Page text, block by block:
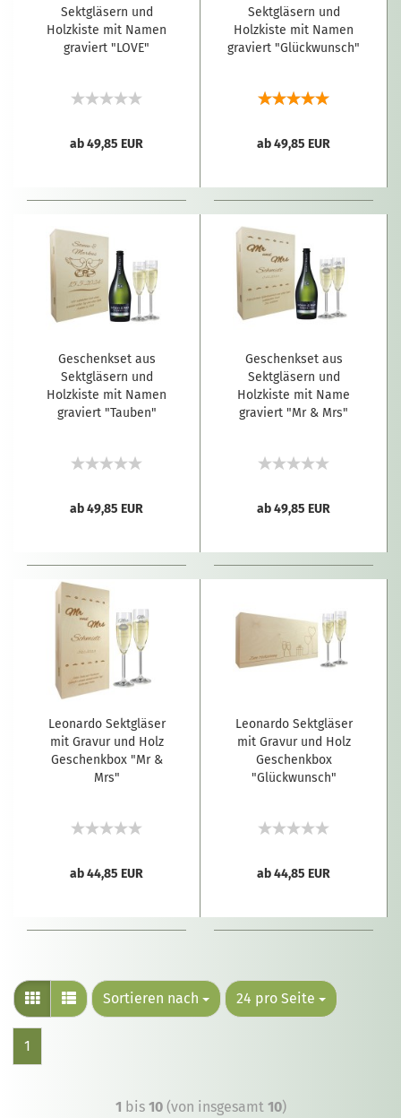
Sektgläsern und
Holzkiste mit Namen
graviert "LOVE"
ab 49,85 EUR
Sektgläsern und
Holzkiste mit Namen
graviert "Glückwunsch"
ab 49,85 EUR
Geschenkset aus
Sektgläsern und
Holzkiste mit Namen
graviert "Tauben"
ab 49,85 EUR
Geschenkset aus
Sektgläsern und
Holzkiste mit Name
graviert "Mr & Mrs"
ab 49,85 EUR
Leonardo Sektgläser
mit Gravur und Holz
Geschenkbox "Mr &
Mrs"
ab 44,85 EUR
Leonardo Sektgläser
mit Gravur und Holz
Geschenkbox
"Glückwunsch"
ab 44,85 EUR
Sortieren nach 24 pro Seite
1
1 bis 10(von insgesamt 10)